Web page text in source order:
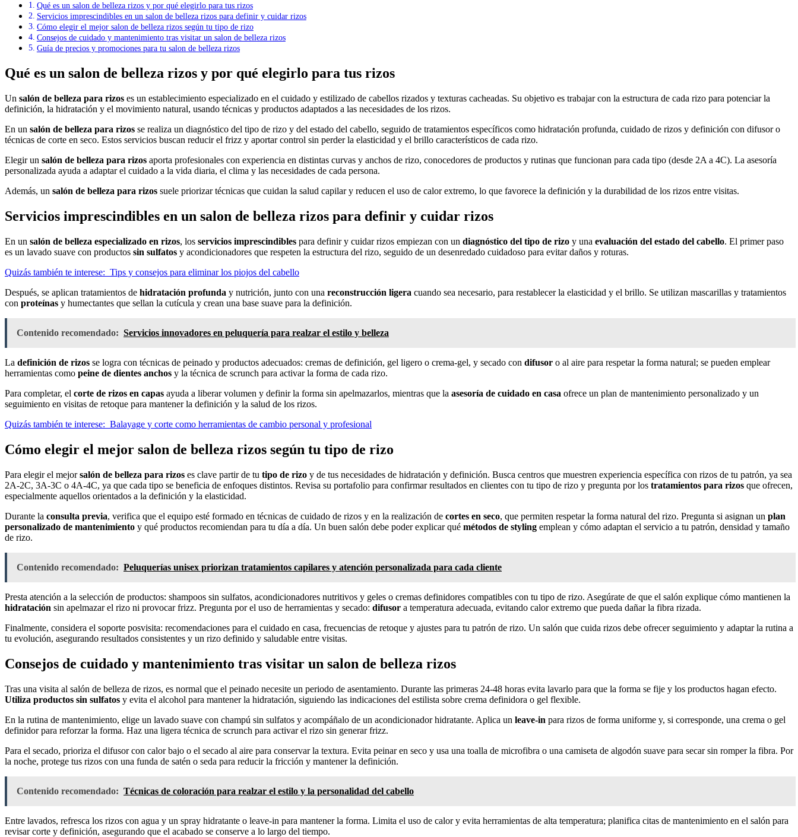
Qué es un salon de belleza rizos y por qué elegirlo para tus rizos
Servicios imprescindibles en un salon de belleza rizos para definir y cuidar rizos
Cómo elegir el mejor salon de belleza rizos según tu tipo de rizo
Consejos de cuidado y mantenimiento tras visitar un salon de belleza rizos
Guía de precios y promociones para tu salon de belleza rizos
Qué es un salon de belleza rizos y por qué elegirlo para tus rizos
Un salón de belleza para rizos es un establecimiento especializado en el cuidado y estilizado de cabellos rizados y texturas cacheadas. Su objetivo es trabajar con la estructura de cada rizo para potenciar la
definición, la hidratación y el movimiento natural, usando técnicas y productos adaptados a las necesidades de los rizos.
En un salón de belleza para rizos se realiza un diagnóstico del tipo de rizo y del estado del cabello, seguido de tratamientos específicos como hidratación profunda, cuidado de rizos y definición con difusor o
técnicas de corte en seco. Estos servicios buscan reducir el frizz y aportar control sin perder la elasticidad y el brillo característicos de cada rizo.
Elegir un salón de belleza para rizos aporta profesionales con experiencia en distintas curvas y anchos de rizo, conocedores de productos y rutinas que funcionan para cada tipo (desde 2A a 4C). La asesoría
personalizada ayuda a adaptar el cuidado a la vida diaria, el clima y las necesidades de cada persona.
Además, un salón de belleza para rizos suele priorizar técnicas que cuidan la salud capilar y reducen el uso de calor extremo, lo que favorece la definición y la durabilidad de los rizos entre visitas.
Servicios imprescindibles en un salon de belleza rizos para definir y cuidar rizos
En un salón de belleza especializado en rizos, los servicios imprescindibles para definir y cuidar rizos empiezan con un diagnóstico del tipo de rizo y una evaluación del estado del cabello. El primer paso
es un lavado suave con productos sin sulfatos y acondicionadores que respeten la estructura del rizo, seguido de un desenredado cuidadoso para evitar daños y roturas.
Quizás también te interese: Tips y consejos para eliminar los piojos del cabello
Después, se aplican tratamientos de hidratación profunda y nutrición, junto con una reconstrucción ligera cuando sea necesario, para restablecer la elasticidad y el brillo. Se utilizan mascarillas y tratamientos
con proteínas y humectantes que sellan la cutícula y crean una base suave para la definición.
Contenido recomendado: Servicios innovadores en peluquería para realzar el estilo y belleza
La definición de rizos se logra con técnicas de peinado y productos adecuados: cremas de definición, gel ligero o crema-gel, y secado con difusor o al aire para respetar la forma natural; se pueden emplear
herramientas como peine de dientes anchos y la técnica de scrunch para activar la forma de cada rizo.
Para completar, el corte de rizos en capas ayuda a liberar volumen y definir la forma sin apelmazarlos, mientras que la asesoría de cuidado en casa ofrece un plan de mantenimiento personalizado y un
seguimiento en visitas de retoque para mantener la definición y la salud de los rizos.
Quizás también te interese: Balayage y corte como herramientas de cambio personal y profesional
Cómo elegir el mejor salon de belleza rizos según tu tipo de rizo
Para elegir el mejorsalón de belleza para rizos es clave partir de tu tipo de rizo y de tus necesidades de hidratación y definición. Busca centros que muestren experiencia específica con rizos de tu patrón, ya sea
2A-2C, 3A-3C o 4A-4C, ya que cada tipo se beneficia de enfoques distintos. Revisa su portafolio para confirmar resultados en clientes con tu tipo de rizo y pregunta por los tratamientos para rizos que ofrecen,
especialmente aquellos orientados a la definición y la elasticidad.
Durante la consulta previa, verifica que el equipo esté formado en técnicas de cuidado de rizos y en la realización de cortes en seco, que permiten respetar la forma natural del rizo. Pregunta si asignan un plan
personalizado de mantenimiento y qué productos recomiendan para tu día a día. Un buen salón debe poder explicar qué métodos de styling emplean y cómo adaptan el servicio a tu patrón, densidad y tamaño
de rizo.
Contenido recomendado: Peluquerías unisex priorizan tratamientos capilares y atención personalizada para cada cliente
Presta atención a la selección de productos: shampoos sin sulfatos, acondicionadores nutritivos y geles o cremas definidores compatibles con tu tipo de rizo. Asegúrate de que el salón explique cómo mantienen la
hidratación sin apelmazar el rizo ni provocar frizz. Pregunta por el uso de herramientas y secado: difusor a temperatura adecuada, evitando calor extremo que pueda dañar la fibra rizada.
Finalmente, considera el soporte posvisita: recomendaciones para el cuidado en casa, frecuencias de retoque y ajustes para tu patrón de rizo. Un salón que cuida rizos debe ofrecer seguimiento y adaptar la rutina a
tu evolución, asegurando resultados consistentes y un rizo definido y saludable entre visitas.
Consejos de cuidado y mantenimiento tras visitar un salon de belleza rizos
Tras una visita al salón de belleza de rizos, es normal que el peinado necesite un periodo de asentamiento. Durante las primeras 24-48 horas evita lavarlo para que la forma se fije y los productos hagan efecto.
Utiliza productos sin sulfatos y evita el alcohol para mantener la hidratación, siguiendo las indicaciones del estilista sobre crema definidora o gel flexible.
En la rutina de mantenimiento, elige un lavado suave con champú sin sulfatos y acompáñalo de un acondicionador hidratante. Aplica un leave-in para rizos de forma uniforme y, si corresponde, una crema o gel
definidor para reforzar la forma. Haz una ligera técnica de scrunch para activar el rizo sin generar frizz.
Para el secado, prioriza el difusor con calor bajo o el secado al aire para conservar la textura. Evita peinar en seco y usa una toalla de microfibra o una camiseta de algodón suave para secar sin romper la fibra. Por
la noche, protege tus rizos con una funda de satén o seda para reducir la fricción y mantener la definición.
Contenido recomendado: Técnicas de coloración para realzar el estilo y la personalidad del cabello
Entre lavados, refresca los rizos con agua y un spray hidratante o leave-in para mantener la forma. Limita el uso de calor y evita herramientas de alta temperatura; planifica citas de mantenimiento en el salón para
revisar corte y definición, asegurando que el acabado se conserve a lo largo del tiempo.